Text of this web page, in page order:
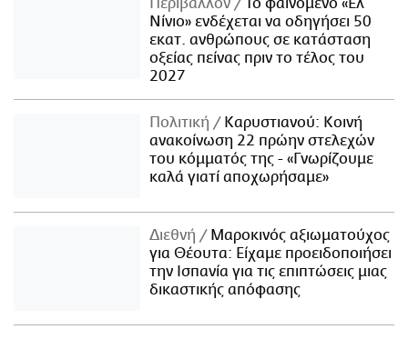
Περιβάλλον
Το φαινόμενο «Ελ
Νίνιο» ενδέχεται να οδηγήσει 50
εκατ. ανθρώπους σε κατάσταση
οξείας πείνας πριν το τέλος του
2027
Πολιτική
Καρυστιανού: Κοινή
ανακοίνωση 22 πρώην στελεχών
του κόμματός της - «Γνωρίζουμε
καλά γιατί αποχωρήσαμε»
Διεθνή
Μαροκινός αξιωματούχος
για Θέουτα: Είχαμε προειδοποιήσει
την Ισπανία για τις επιπτώσεις μιας
δικαστικής απόφασης